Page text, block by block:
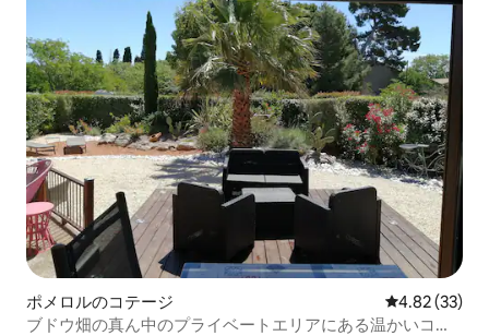
ポメロルのコテージ レビュー33
4.82 (33)
ブドウ畑の真ん中のプライベートエリアにある温かいコテ